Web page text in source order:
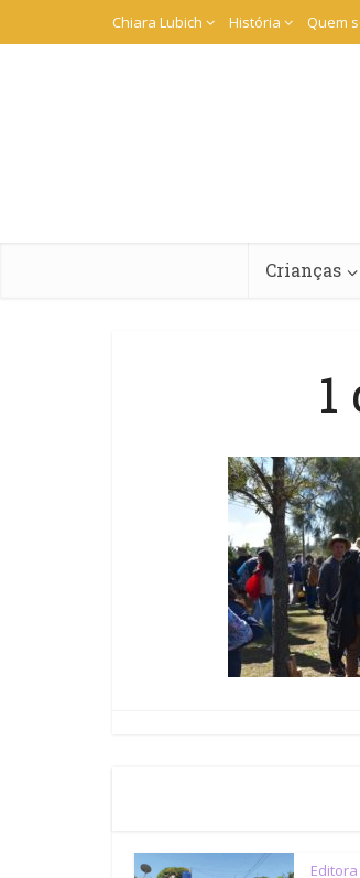
Chiara Lubich História Quem
Crianças
Editora